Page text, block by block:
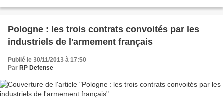
Pologne : les trois contrats convoités par les
industriels de l'armement français
Publié le 30/11/2013 à 17:50
Par RP Defense